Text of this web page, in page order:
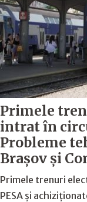
Primele
intrat în
Probleme
Brașov și
Primele trenuri
PESA și